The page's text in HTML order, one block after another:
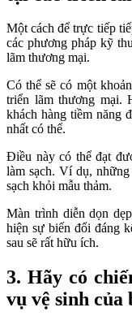
Một cách để trực tiếp
các phương pháp kỹ
lãm thương mại.
Có thể sẽ có một
triển lãm thương mại.
khách hàng tiềm năng
nhất có thể.
Điều này có thể đạt
làm sạch. Ví dụ,
sạch khỏi mẫu thảm.
Màn trình diễn dọn
hiện sự biến đổi đáng
sau sẽ rất hữu ích.
3. Hãy có
vụ vệ sinh của